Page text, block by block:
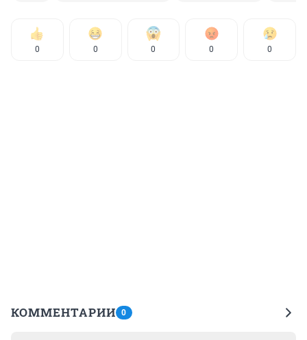
0 0 0 0 0
КОММЕНТАРИИ 0